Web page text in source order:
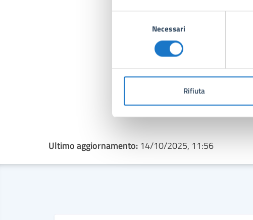
Necessari
Rifiuta
Duilio
Ultimo aggiornamento: 14/10/2025, 11:56